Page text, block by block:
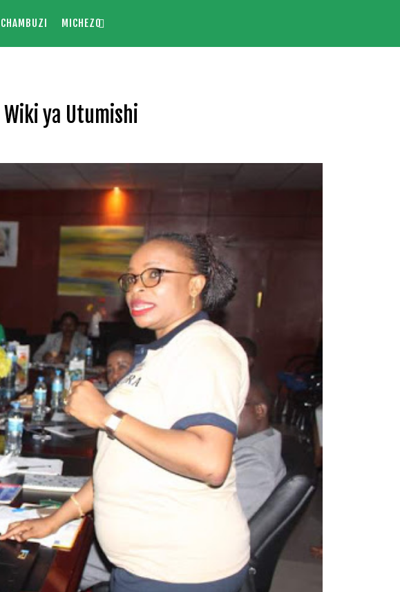
MICHEZO
Wiki ya Utumishi